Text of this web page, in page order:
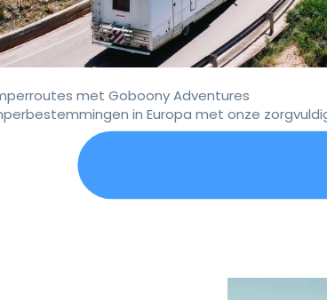
met Goboony Adventures
in Europa met onze